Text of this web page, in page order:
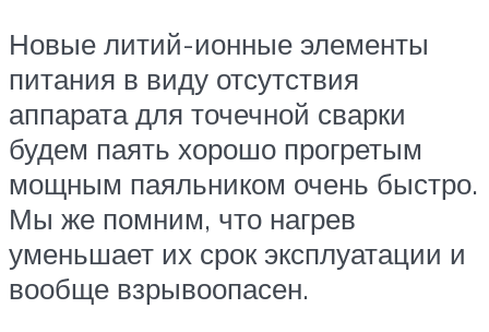
Новые литий-ионные элементы
питания в виду отсутствия
аппарата для точечной сварки
будем паять хорошо прогретым
мощным паяльником очень быстро.
Мы же помним, что нагрев
уменьшает их срок эксплуатации и
вообще взрывоопасен.